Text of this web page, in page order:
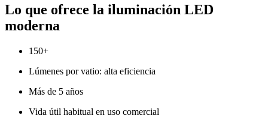
Lo que ofrece la iluminación LED
moderna
150+
Lúmenes por vatio: alta eficiencia
Más de 5 años
Vida útil habitual en uso comercial